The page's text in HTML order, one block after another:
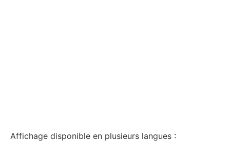
Affichage disponible en plusieurs langues :